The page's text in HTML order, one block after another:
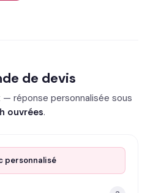
de devis
réponse personnalisée sous
ouvrées.
personnalisé